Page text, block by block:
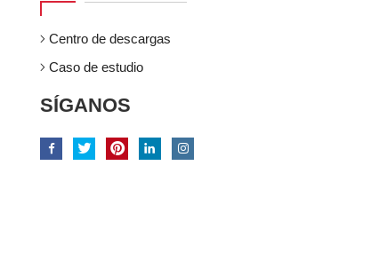
Centro de descargas
Caso de estudio
SÍGANOS